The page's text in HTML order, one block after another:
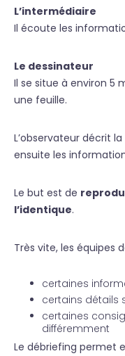
L’intermédiaire
Il écoute les
Le dessinateur
Il se situe à environ 5
une feuille.
L’observateur décrit
ensuite les
Le but est de
l’identique.
Très vite, les équipes
certaines
certains détails
certaines
différemment
Le débriefing permet